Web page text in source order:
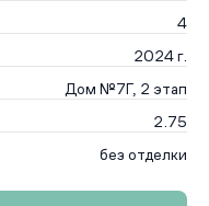
4
2024 г.
Дом №7Г, 2 этап
2.75
без отделки